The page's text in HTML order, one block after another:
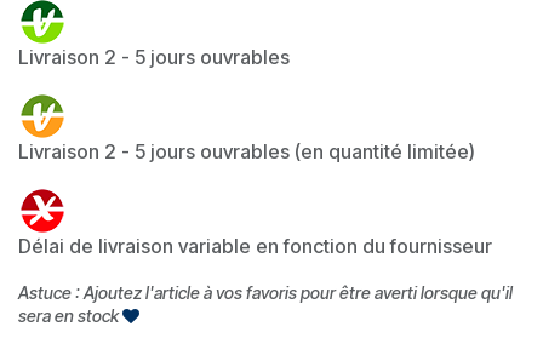
Livraison 2 - 5 jours ouvrables
Livraison 2 - 5 jours ouvrables (en quantité limitée)
Délai de livraison variable en fonction du fournisseur
Astuce : Ajoutez l'article à vos favoris pour être averti lorsque qu'il
sera en stock